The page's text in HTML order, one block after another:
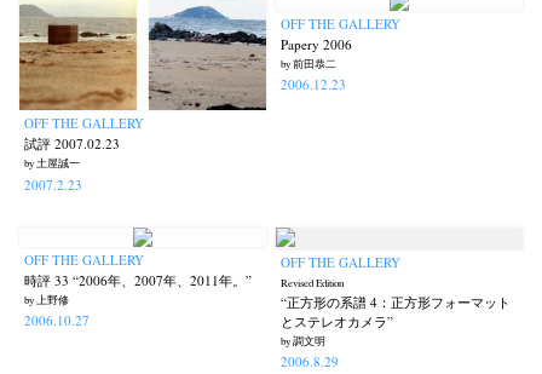
OFF THE GALLERY
試評 2007.02.23
by 土屋誠一
2007.2.23
OFF THE GALLERY
Papery 2006
by 前田恭二
2006.12.23
OFF THE GALLERY
時評 33 “2006年、2007年、2011年。”
by 上野修
2006.10.27
OFF THE GALLERY
Revised Edition
“正方形の系譜 4：正方形フォーマット
とステレオカメラ”
by 調文明
2006.8.29